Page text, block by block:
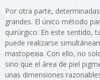
Por otra parte,
grandes. El único método
quirúrgico. En este sentido,
puede realizarse
mastopexia. Con ello, no
sino que el área de piel
unas dimensiones